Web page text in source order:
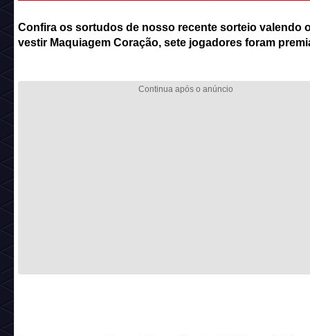
Confira os sortudos de nosso recente sorteio valendo
vestir Maquiagem Coração, sete jogadores foram